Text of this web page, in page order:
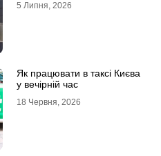
5 Липня, 2026
Як працювати в таксі Києва
у вечірній час
18 Червня, 2026